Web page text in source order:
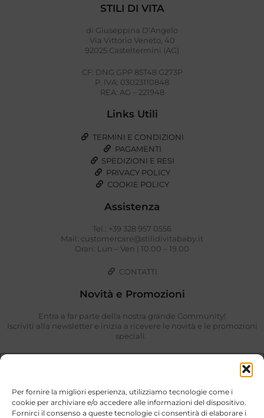
Per fornire la migliori esperienza, utilizziamo tecnologie come i
cookie per archiviare e/o accedere alle informazioni del dispositivo.
Fornirci il consenso a queste tecnologie ci consentirà di elaborare i
STILI DI VITA
di Giuseppina D’Angelo
Via Vittorio Veneto, 40
92025 Casteltermini (AG)
CF: DNG GPP 85T48 G273P
P. IVA: 03023110848
REA: AG – 221948
Links Utili
TERMINI E CONDIZIONI
PAGAMENTI
SPEDIZIONI E RESI
PRIVACY POLICY
COOKIE POLICY
Assistenza
Tel.: +39 328 957 0556
Mail: customercare@stilidivitababy.it
Orari: Lun – Ven | 10.00 – 19.00
CONTATTI
Novità e Promozioni
Entra a far parte della nostra grande Community!
Iscriviti alla newsletter e inizia a ricevere le novità e le promozioni
speciali.